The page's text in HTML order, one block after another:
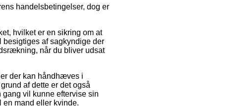
handelsbetingelser, dog er
hvilket er en sikring om at
besigtiges af sagkyndige der
når du bliver udsat
der kan håndhæves i
af dette er det også
vil kunne eftervise sin
en mand eller kvinde.